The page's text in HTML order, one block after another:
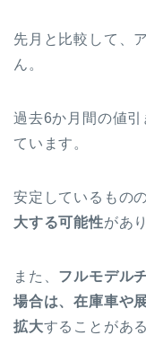
先月と比較して、
ん。
過去6か月間の値引
ています。
安定しているものの
大する可能性があ
また、 フルモデル
場合は、在庫車や
拡大することがあ